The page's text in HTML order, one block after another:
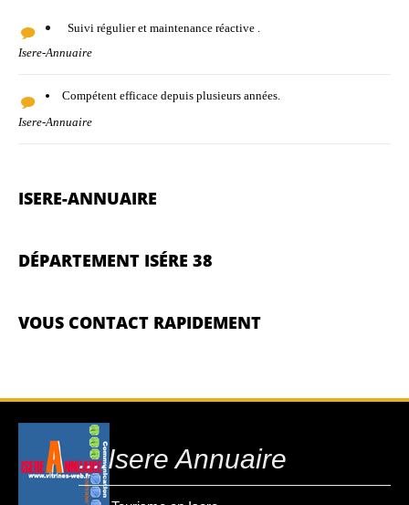
Suivi régulier et maintenance réactive .
Isere-Annuaire
Compétent efficace depuis plusieurs années.
Isere-Annuaire
ISERE-ANNUAIRE
DÉPARTEMENT ISÉRE 38
VOUS CONTACT RAPIDEMENT
....Isere Annuaire